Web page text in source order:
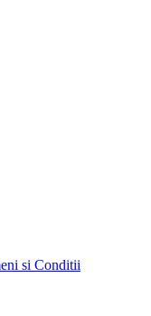
si Conditii